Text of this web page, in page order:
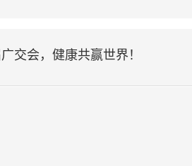
交会，健康共赢世界！